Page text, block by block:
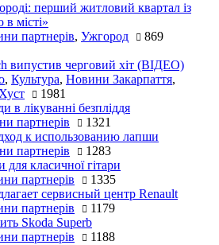
перший житловий квартал із
місті»
партнерів, Ужгород 869
випустив черговий хіт (ВІДЕО)
, Культура, Новини Закарпаття,
1981
в лікуванні безпліддя
партнерів
1321
к использованию лапши
партнерів
1283
класичної гітари
партнерів
1335
сервисный центр Renault
партнерів
1179
Skoda Superb
партнерів 1188